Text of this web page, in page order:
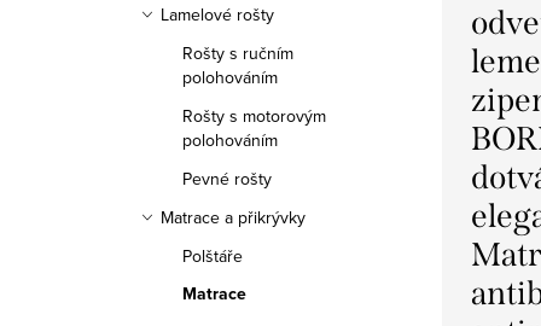
Lamelové rošty
Rošty s ručním
polohováním
Rošty s motorovým
polohováním
Pevné rošty
Matrace a přikrývky
Polštáře
Matrace